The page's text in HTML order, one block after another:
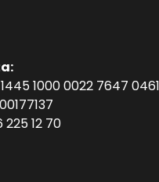
1000 0022 7647 0461
225 12 70